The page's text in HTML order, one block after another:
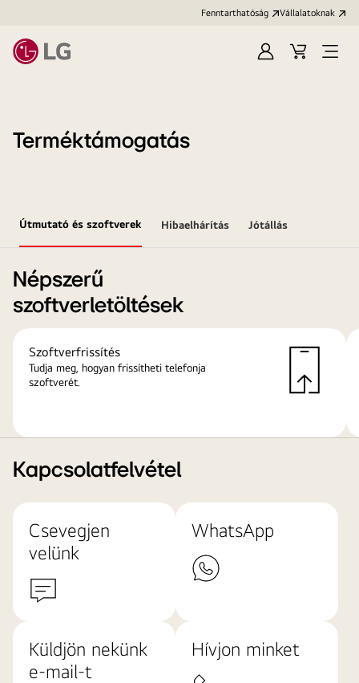
Fenntarthatóság Vállalatoknak
Bejelentkezés
KosárMenü
Terméktámogatás
Útmutató és szoftverek Hibaelhárítás Jótállás
Népszerű
szoftverletöltések
Szoftverfrissítés
Tudja meg, hogyan frissítheti telefonja
szoftverét.
Kapcsolatfelvétel
Csevegjen
velünk
WhatsApp
Küldjön nekünk
e-mail-t
Hívjon minket